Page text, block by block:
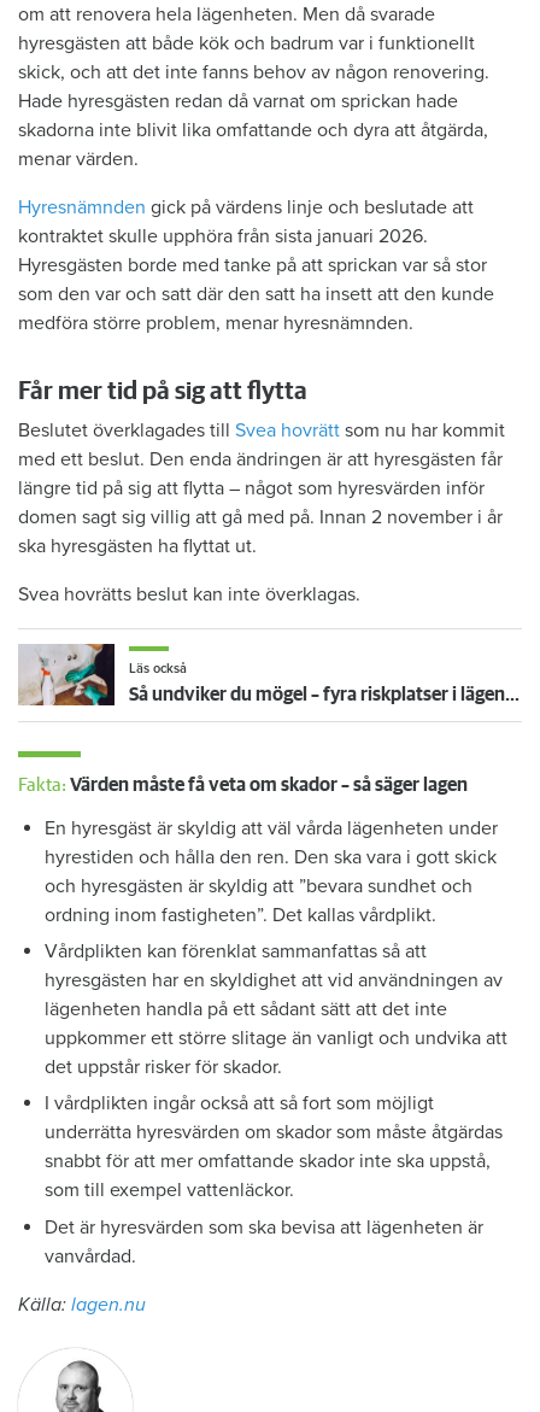
om att renovera hela lägenheten. Men då svarade
hyresgästen att både kök och badrum var i funktionellt
skick, och att det inte fanns behov av någon renovering.
Hade hyresgästen redan då varnat om sprickan hade
skadorna inte blivit lika omfattande och dyra att åtgärda,
menar värden.
Hyresnämnden gick på värdens linje och beslutade att
kontraktet skulle upphöra från sista januari 2026.
Hyresgästen borde med tanke på att sprickan var så stor
som den var och satt där den satt ha insett att den kunde
medföra större problem, menar hyresnämnden.
Får mer tid på sig att flytta
Beslutet överklagades till Svea hovrätt som nu har kommit
med ett beslut. Den enda ändringen är att hyresgästen får
längre tid på sig att flytta – något som hyresvärden inför
domen sagt sig villig att gå med på. Innan 2 november i år
ska hyresgästen ha flyttat ut.
Svea hovrätts beslut kan inte överklagas.
Läs också
Så undviker du mögel – fyra riskplatser i lägenheten: ”Måste städa bort”
Fakta: Värden måste få veta om skador – så säger lagen
En hyresgäst är skyldig att väl vårda lägenheten under
hyrestiden och hålla den ren. Den ska vara i gott skick
och hyresgästen är skyldig att ”bevara sundhet och
ordning inom fastigheten”. Det kallas vårdplikt.
Vårdplikten kan förenklat sammanfattas så att
hyresgästen har en skyldighet att vid användningen av
lägenheten handla på ett sådant sätt att det inte
uppkommer ett större slitage än vanligt och undvika att
det uppstår risker för skador.
I vårdplikten ingår också att så fort som möjligt
underrätta hyresvärden om skador som måste åtgärdas
snabbt för att mer omfattande skador inte ska uppstå,
som till exempel vattenläckor.
Det är hyresvärden som ska bevisa att lägenheten är
vanvårdad.
Källa: lagen.nu